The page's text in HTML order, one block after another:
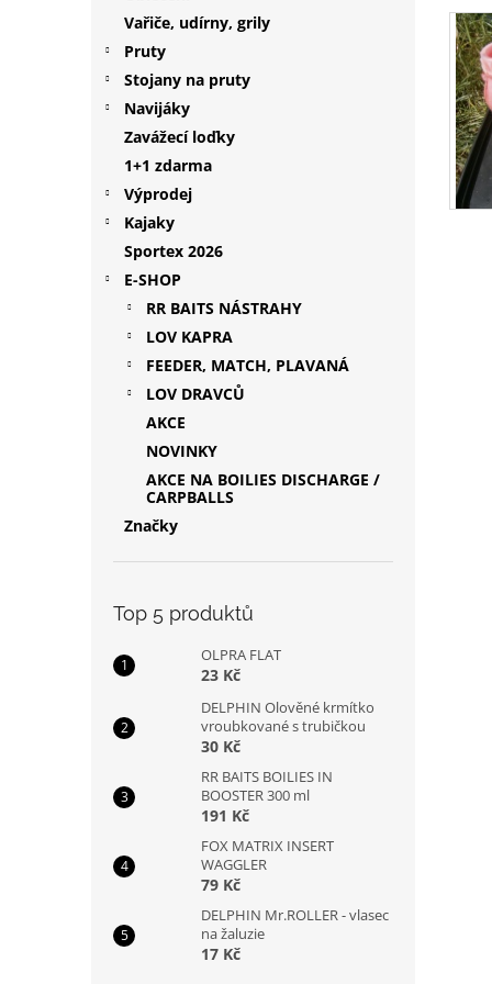
Vařiče, udírny, grily
Pruty
Stojany na pruty
Navijáky
Zavážecí loďky
1+1 zdarma
Výprodej
Kajaky
Sportex 2026
E-SHOP
RR BAITS NÁSTRAHY
LOV KAPRA
FEEDER, MATCH, PLAVANÁ
LOV DRAVCŮ
AKCE
NOVINKY
AKCE NA BOILIES DISCHARGE /
CARPBALLS
Značky
Top 5 produktů
OLPRA FLAT
23 Kč
DELPHIN Olověné krmítko
vroubkované s trubičkou
30 Kč
RR BAITS BOILIES IN
BOOSTER 300 ml
191 Kč
FOX MATRIX INSERT
WAGGLER
79 Kč
DELPHIN Mr.ROLLER - vlasec
na žaluzie
17 Kč